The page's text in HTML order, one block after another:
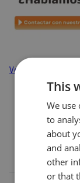
Volver al resumen
This
We use
to
about
and
other
or that